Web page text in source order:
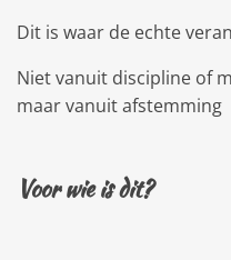
Dit is waar de echte
Niet vanuit discipline of
maar vanuit afstemming
Voor wie is dit?